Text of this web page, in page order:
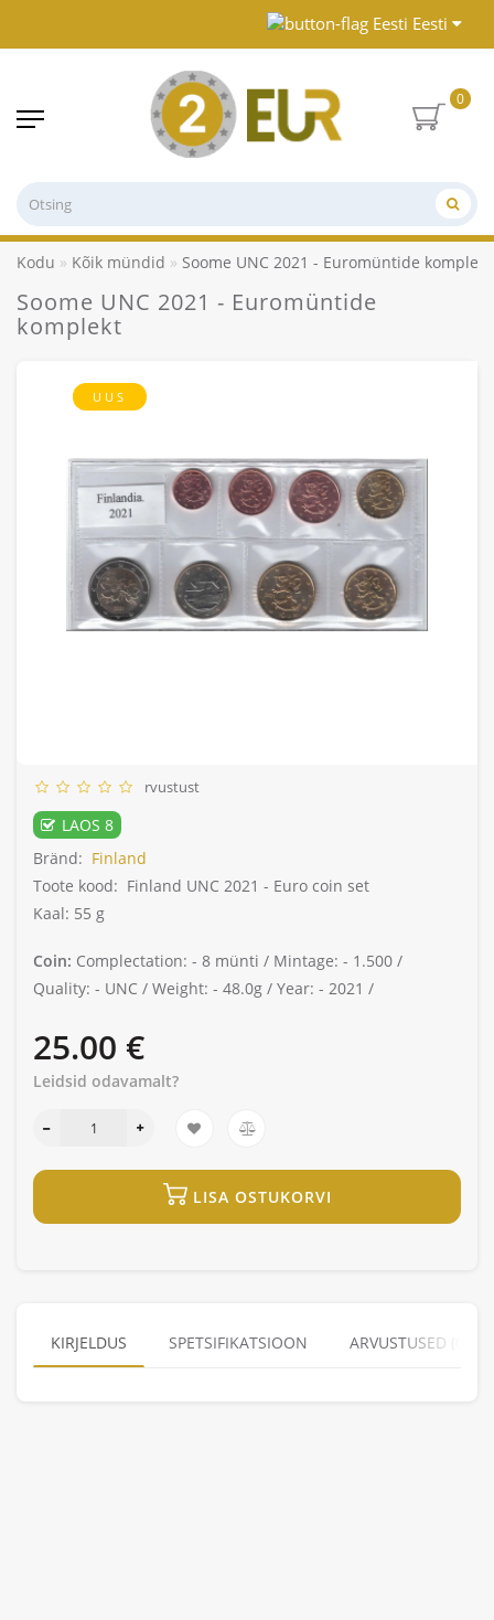
Eesti
0
Kodu Kõik mündid Soome UNC 2021 - Euromüntide komplekt
Soome UNC 2021 - Euromüntide
komplekt
UUS
rvustust
LAOS 8
Bränd: Finland
Toote kood: Finland UNC 2021 - Euro coin set
Kaal: 55 g
Coin: Complectation: - 8 münti / Mintage: - 1.500 /
Quality: - UNC / Weight: - 48.0g / Year: - 2021 /
25.00 €
Leidsid odavamalt?
LISA OSTUKORVI
KIRJELDUS SPETSIFIKATSIOON ARVUSTUSED (0)